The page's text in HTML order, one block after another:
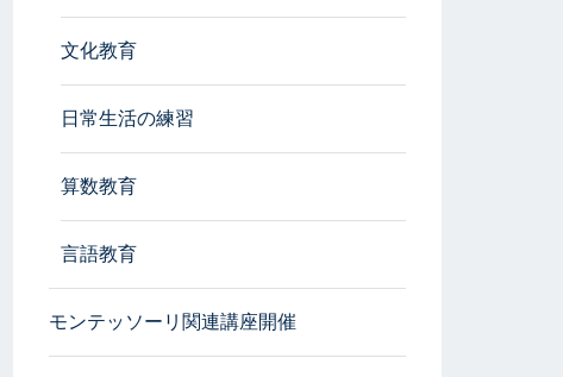
文化教育
日常生活の練習
算数教育
言語教育
モンテッソーリ関連講座開催